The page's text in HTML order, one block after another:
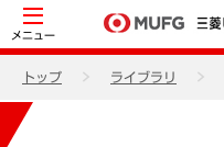
メニュー
トップ ライブラリ